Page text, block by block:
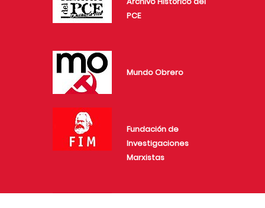
PCE
Mundo Obrero
Fundación de
Investigaciones
Marxistas